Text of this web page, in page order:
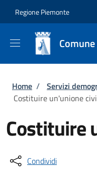
Regione Piemonte
Briciole di
Home / Servizi
Costituire un'unione
Costituire
Condividi